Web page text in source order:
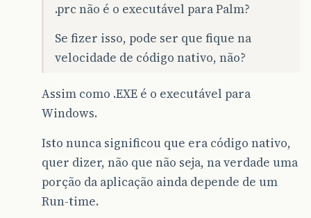
.prc não é o executável para Palm?
Se fizer isso, pode ser que fique na
velocidade de código nativo, não?
Assim como .EXE é o executável para
Windows.
Isto nunca significou que era código nativo,
quer dizer, não que não seja, na verdade uma
porção da aplicação ainda depende de um
Run-time.